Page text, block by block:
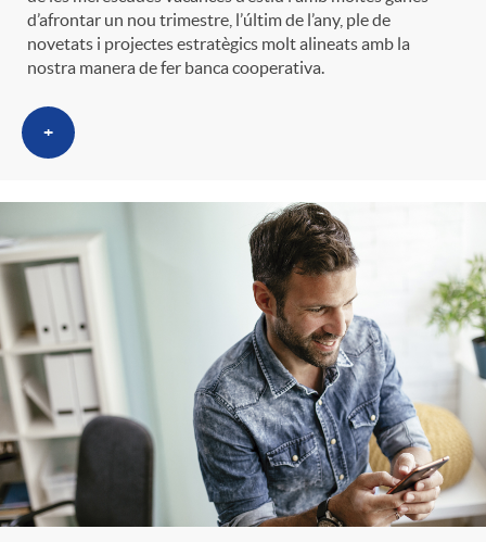
d’afrontar un nou trimestre, l’últim de l’any, ple de
novetats i projectes estratègics molt alineats amb la
nostra manera de fer banca cooperativa.
+